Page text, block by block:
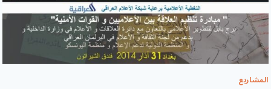
المؤسسات
الصحفية
والقوات
الأمنية
المشاريع